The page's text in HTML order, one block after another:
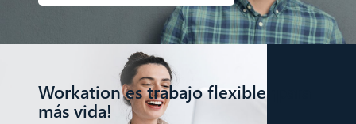
Workation es trabajo flexible ¡para
más vida!